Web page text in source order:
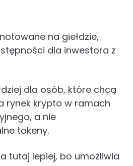
na giełdzie,
dla inwestora z
dla osób, które chcą
rynek krypto w ramach
a nie
tokeny.
tutaj lepiej, bo umożliwia